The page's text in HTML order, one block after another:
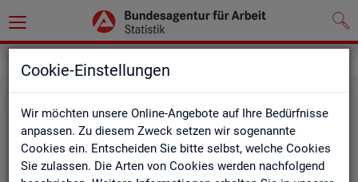
Cookie-Einstellungen
Wir möchten unsere Online-Angebote auf Ihre Bedürfnisse
anpassen. Zu diesem Zweck setzen wir sogenannte
Cookies ein. Entscheiden Sie bitte selbst, welche Cookies
Sie zulassen. Die Arten von Cookies werden nachfolgend